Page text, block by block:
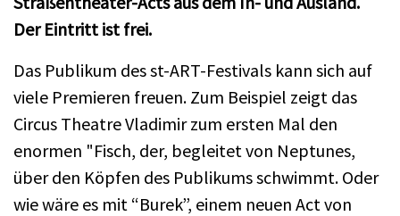
Der Eintritt ist frei.
Das Publikum des st-ART-Festivals kann sich auf
viele Premieren freuen. Zum Beispiel zeigt das
Circus Theatre Vladimir zum ersten Mal den
enormen "Fisch, der, begleitet von Neptunes,
über den Köpfen des Publikums schwimmt. Oder
wie wäre es mit “Burek”, einem neuen Act von